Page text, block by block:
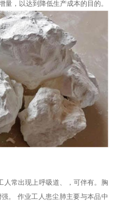
量，以达到降低生产成本的目的。
人常出现上呼吸道、，可伴有。胸
。 作业工人患尘肺主要与本品中